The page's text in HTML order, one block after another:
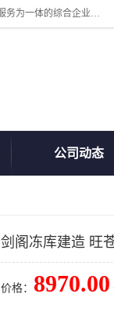
四川美柯冷冻库安装工程有限公司一家以冷库机组、冷库设备、冷库设计、冷冻库设备销售、冷库安装、冻库安装价格及技术服务为一体的综合企业，咨询热线：同等设备材料优惠10% 。公司各种类型安装组合式冷库、冷冻库、冷藏库、气调保鲜库、并提供成套设备供应、安装与调试、维护与维修、技术咨询、操作维修人员技术培训等
公司动态
剑阁冻库建造 旺
价格： 8970.00